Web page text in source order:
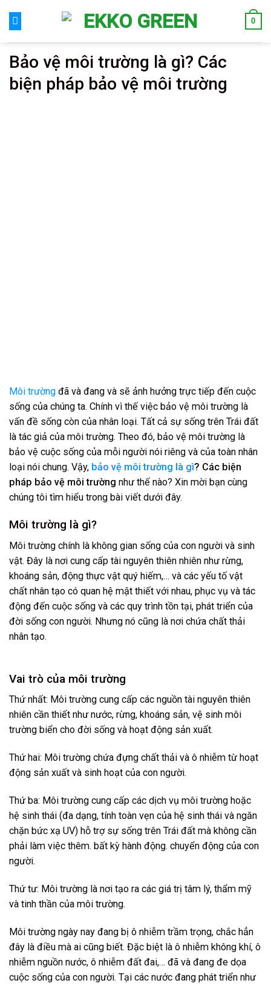
0
Bảo vệ môi trường là gì? Các
biện pháp bảo vệ môi trường
Môi trường đã và đang và sẽ ảnh hưởng trực tiếp đến cuộc
sống của chúng ta. Chính vì thế việc bảo vệ môi trường là
vấn đề sống còn của nhân loại. Tất cả sự sống trên Trái đất
là tác giả của môi trường. Theo đó, bảo vệ môi trường là
bảo vệ cuộc sống của mỗi người nói riêng và của toàn nhân
loại nói chung. Vậy, bảo vệ môi trường là gì? Các biện
pháp bảo vệ môi trường như thế nào? Xin mời bạn cùng
chúng tôi tìm hiểu trong bài viết dưới đây.
Môi trường là gì?
Môi trường chính là không gian sống của con người và sinh
vật. Đây là nơi cung cấp tài nguyên thiên nhiên như rừng,
khoáng sản, động thực vật quý hiếm,… và các yếu tố vật
chất nhân tạo có quan hệ mật thiết với nhau, phục vụ và tác
động đến cuộc sống và các quy trình tồn tại, phát triển của
đời sống con người. Nhưng nó cũng là nơi chứa chất thải
nhân tạo.
Vai trò của môi trường
Thứ nhất: Môi trường cung cấp các nguồn tài nguyên thiên
nhiên cần thiết như nước, rừng, khoáng sản, vệ sinh môi
trường biển cho đời sống và hoạt động sản xuất.
Thứ hai: Môi trường chứa đựng chất thải và ô nhiễm từ hoạt
động sản xuất và sinh hoạt của con người.
Thứ ba: Môi trường cung cấp các dịch vụ môi trường hoặc
hệ sinh thái (đa dạng, tính toàn vẹn của hệ sinh thái và ngăn
chặn bức xạ UV) hỗ trợ sự sống trên Trái đất mà không cần
phải làm việc thêm. bất kỳ hành động. chuyển động của con
người.
Thứ tư: Môi trường là nơi tạo ra các giá trị tâm lý, thẩm mỹ
và tinh thần của môi trường.
Môi trường ngày nay đang bị ô nhiễm trầm trọng, chắc hẳn
đây là điều mà ai cũng biết. Đặc biệt là ô nhiễm không khí, ô
nhiễm nguồn nước, ô nhiễm đất đai,… đã và đang đe dọa
cuộc sống của con người. Tại các nước đang phát triển như